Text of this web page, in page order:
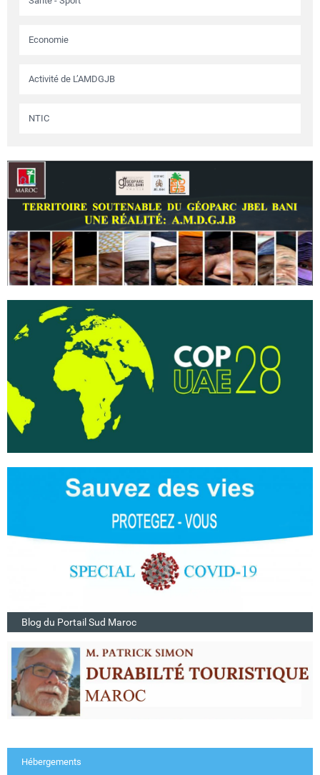
Economie
Activité de L’AMDGJB
NTIC
Blog du Portail Sud Maroc
Hébergements